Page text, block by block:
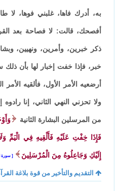
به، أدرك فاها، غلبني فوها، لا
أفصحك، قالت: لا فصاحة بعد
ذكر خبرين، وأمرين، ونهيين،
خبر، فإذا خفت إخبار لها بأن
أرضعيه الأمر الأول، فألقيه الأمر
ولا تحزني النهي الثاني، إنا
من المرسلين البشارة الثانية
فَإِذَا خِفْتِ عَلَيْهِ فَأَلْقِيهِ فِي الْيَمِّ
إِلَيْكِ وَجَاعِلُوهُ مِنَ الْمُرْسَلِينَ سورة
التقديم والتأخير من قوة بلاغة